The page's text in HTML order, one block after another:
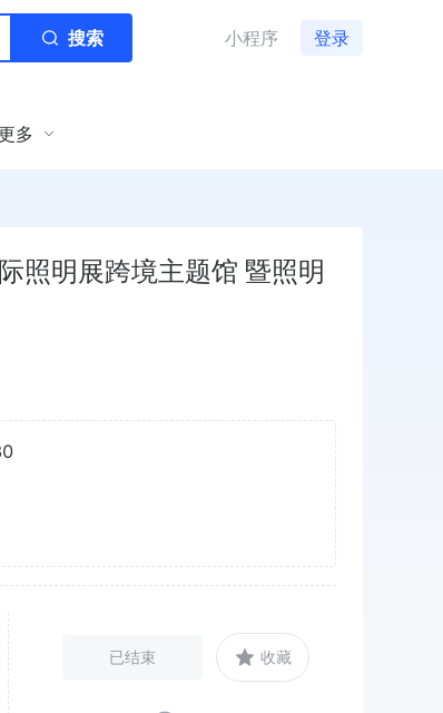
搜索 小程序 登录
多
照明展跨境主题馆 暨照明
已结束 收藏